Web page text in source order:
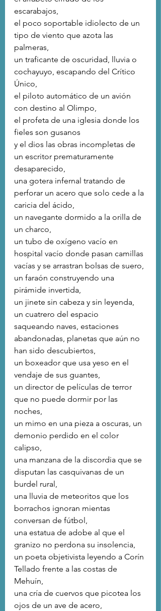
escarabajos,
el poco soportable idiolecto de un
tipo de viento que azota las
palmeras,
un traficante de oscuridad, lluvia o
cochayuyo, escapando del Crítico
Único,
el piloto automático de un avión
con destino al Olimpo,
el profeta de una iglesia donde los
fieles son gusanos
y el dios las obras incompletas de
un escritor prematuramente
desaparecido,
una gotera infernal tratando de
perforar un acero que solo cede a la
caricia del ácido,
un navegante dormido a la orilla de
un charco,
un tubo de oxígeno vacío en
hospital vacío donde pasan camillas
vacías y se arrastran bolsas de suero,
un faraón construyendo una
pirámide invertida,
un jinete sin cabeza y sin leyenda,
un cuatrero del espacio
saqueando naves, estaciones
abandonadas, planetas que aún no
han sido descubiertos,
un boxeador que usa yeso en el
vendaje de sus guantes,
un director de películas de terror
que no puede dormir por las
noches,
un mimo en una pieza a oscuras, un
demonio perdido en el color
calipso,
una manzana de la discordia que se
disputan las casquivanas de un
burdel rural,
una lluvia de meteoritos que los
borrachos ignoran mientas
conversan de fútbol,
una estatua de adobe al que el
granizo no perdona su insolencia,
un poeta objetivista leyendo a Corín
Tellado frente a las costas de
Mehuín,
una cría de cuervos que picotea los
ojos de un ave de acero,